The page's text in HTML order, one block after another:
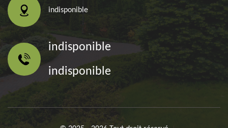
indisponible
indisponible
indisponible